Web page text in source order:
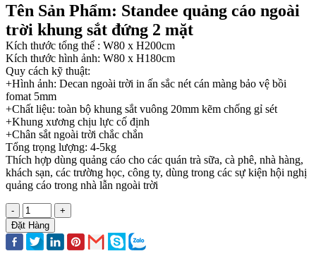
Tên Sản Phẩm: Standee quảng cáo ngoài
trời khung sắt đứng 2 mặt
Kích thước tổng thể : W80 x H200cm
Kích thước hình ảnh: W80 x H180cm
Quy cách kỹ thuật:
+Hình ảnh: Decan ngoài trời in ấn sắc nét cán màng bảo vệ bồi
fomat 5mm
+Chất liệu: toàn bộ khung sắt vuông 20mm kẽm chống gỉ sét
+Khung xương chịu lực cố định
+Chân sắt ngoài trời chắc chắn
Tổng trọng lượng: 4-5kg
Thích hợp dùng quảng cáo cho các quán trà sữa, cà phê, nhà hàng,
khách sạn, các trường học, công ty, dùng trong các sự kiện hội nghị
quảng cáo trong nhà lẫn ngoài trời
-
+
Đặt Hàng